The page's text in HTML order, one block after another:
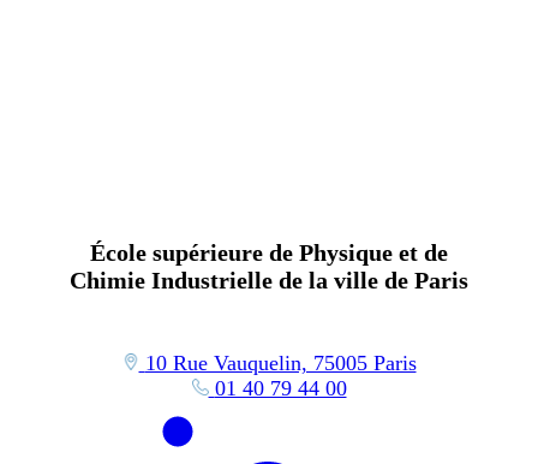
École supérieure de Physique et de
Chimie Industrielle de la ville de Paris
10 Rue Vauquelin, 75005 Paris
01 40 79 44 00